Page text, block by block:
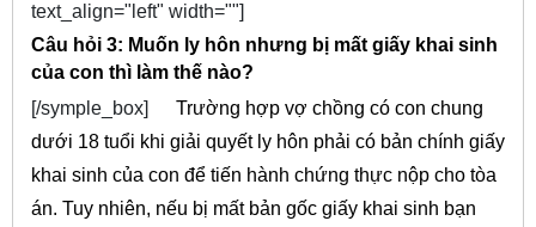
text_align="left" width=""]
Câu hỏi 3: Muốn ly hôn nhưng bị mất giấy khai sinh
của con thì làm thế nào?
[/symple_box]
Trường hợp vợ chồng có con chung
dưới 18 tuổi khi giải quyết ly hôn phải có bản chính giấy
khai sinh của con để tiến hành chứng thực nộp cho tòa
án. Tuy nhiên, nếu bị mất bản gốc giấy khai sinh bạn